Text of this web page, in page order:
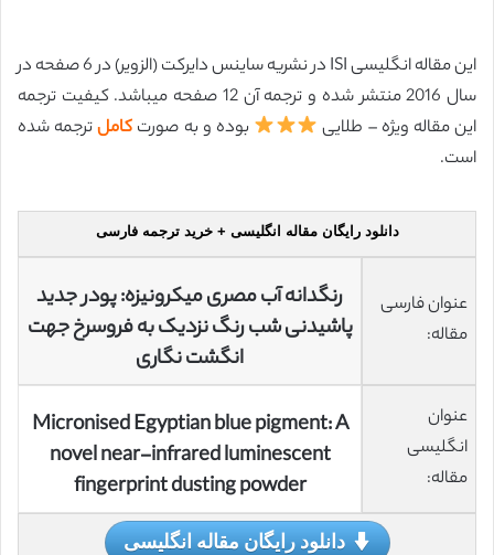
این مقاله انگلیسی ISI در نشریه ساینس دایرکت (الزویر) در 6 صفحه در
سال 2016 منتشر شده و ترجمه آن 12 صفحه میباشد. کیفیت ترجمه
این مقاله ویژه – طلایی
بوده و به صورت کاملترجمه شده
است.
دانلود رایگان مقاله انگلیسی + خرید ترجمه فارسی
عنوان فارسی
مقاله:
رنگدانه آب مصری میکرونیزه: پودر جدید
پاشیدنی شب رنگ نزدیک به فروسرخ جهت
انگشت نگاری
عنوان
انگلیسی
مقاله:
Micronised Egyptian blue pigment: A
novel near-infrared luminescent
fingerprint dusting powder
دانلود رایگان مقاله انگلیسی